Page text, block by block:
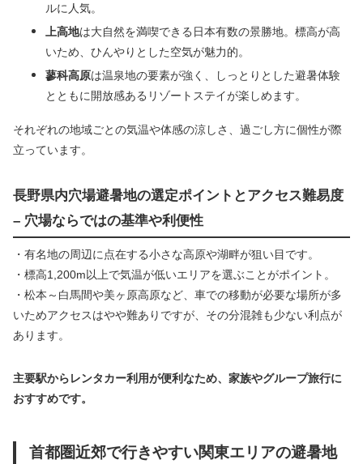
ルに人気。
上高地は大自然を満喫できる日本有数の景勝地。標高が高
いため、ひんやりとした空気が魅力的。
蓼科高原は温泉地の要素が強く、しっとりとした避暑体験
とともに開放感あるリゾートステイが楽しめます。
それぞれの地域ごとの気温や体感の涼しさ、過ごし方に個性が際
立っています。
長野県内穴場避暑地の選定ポイントとアクセス難易度
– 穴場ならではの基準や利便性
・有名地の周辺に点在する小さな高原や湖畔が狙い目です。
・標高1,200m以上で気温が低いエリアを選ぶことがポイント。
・松本～白馬間や美ヶ原高原など、車での移動が必要な場所が多
いためアクセスはやや難ありですが、その分混雑も少ない利点が
あります。
主要駅からレンタカー利用が便利なため、家族やグループ旅行に
おすすめです。
首都圏近郊で行きやすい関東エリアの避暑地